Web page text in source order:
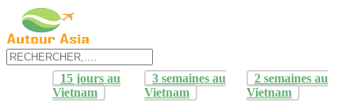
15 jours au
Vietnam
3 semaines au
Vietnam
2 semaines au
Vietnam